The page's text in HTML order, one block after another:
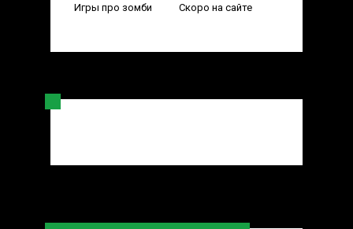
Игры про зомби Скоро на сайте